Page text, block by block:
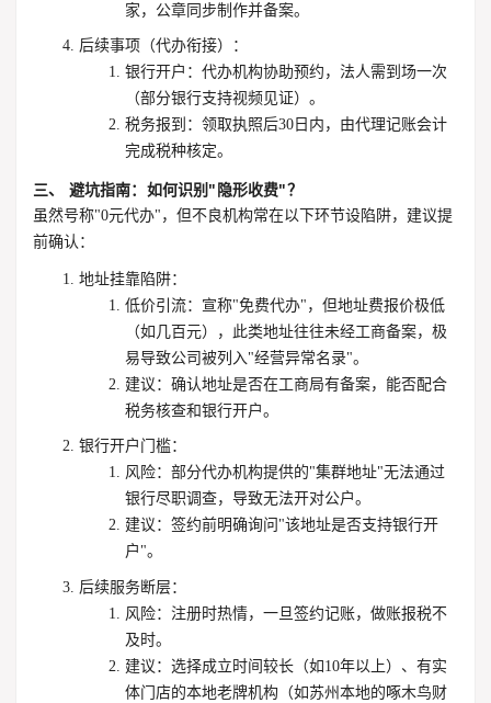
家，公章同步制作并备案。
后续事项（代办衔接）
：
银行开户 ：代办机构协助预约，法人需到场一次
（部分银行支持视频见证）。
税务报到 ：领取执照后30日内，由代理记账会计
完成税种核定。
三、 避坑指南：如何识别"隐形收费"？
虽然号称"0元代办"，但不良机构常在以下环节设陷阱，建议提
前确认：
地址挂靠陷阱：
低价引流：宣称"免费代办"，但地址费报价极低
（如几百元），此类地址往往未经工商备案，极
易导致公司被列入"经营异常名录"。
建议 ：确认地址是否在工商局有备案，能否配合
税务核查和银行开户。
银行开户门槛：
风险：部分代办机构提供的"集群地址"无法通过
银行尽职调查，导致无法开对公户。
建议 ：签约前明确询问"该地址是否支持银行开
户"。
后续服务断层：
风险：注册时热情，一旦签约记账，做账报税不
及时。
建议 ：选择成立时间较长（如10年以上）、有实
体门店的本地老牌机构（如苏州本地的啄木鸟财